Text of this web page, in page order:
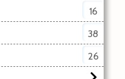
16
38
26